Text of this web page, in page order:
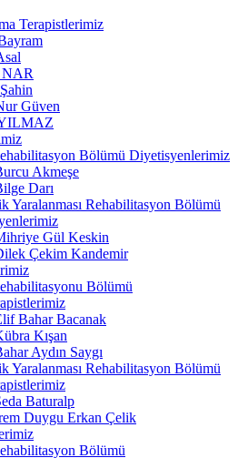
Terapistlerimiz
NAR
Güven
Bölümü Diyetisyenlerimiz
Akmeşe
Darı
Yaralanması Rehabilitasyon Bölümü
Gül Keskin
Çekim Kandemir
Bölümü
Bahar Bacanak
Kışan
Aydın Saygı
Yaralanması Rehabilitasyon Bölümü
Baturalp
Duygu Erkan Çelik
Bölümü